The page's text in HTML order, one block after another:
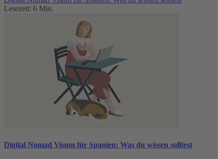
Lesezeit: 6 Min.
Digital Nomad Visum für Spanien: Was du wissen solltest